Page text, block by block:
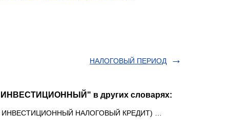
НАЛОГОВЫЙ ПЕРИОД
в других словарях:
ИНВЕСТИЦИОННЫЙ НАЛОГОВЫЙ КРЕДИТ) …